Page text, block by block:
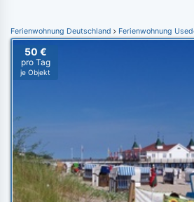
Ferienwohnung Deutschland Ferienwohnung
50 €
pro Tag
je Objekt